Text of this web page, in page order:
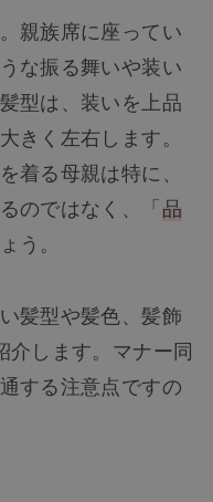
親族席に座ってい
な振る舞いや装い
型は、装いを上品
きく左右します。
着る母親は特に、
のではなく、
「品
う。
髪型や髪色、髪飾
介します。マナー同
する注意点ですの